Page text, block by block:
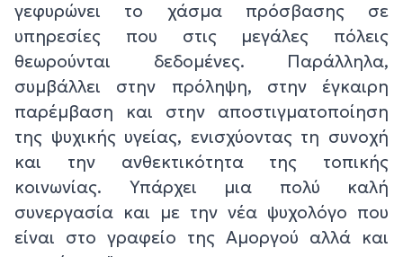
γεφυρώνει το χάσμα πρόσβασης σε
υπηρεσίες που στις μεγάλες πόλεις
θεωρούνται δεδομένες. Παράλληλα,
συμβάλλει στην πρόληψη, στην έγκαιρη
παρέμβαση και στην αποστιγματοποίηση
της ψυχικής υγείας, ενισχύοντας τη συνοχή
και την ανθεκτικότητα της τοπικής
κοινωνίας. Υπάρχει μια πολύ καλή
συνεργασία και με την νέα ψυχολόγο που
είναι στο γραφείο της Αμοργού αλλά και